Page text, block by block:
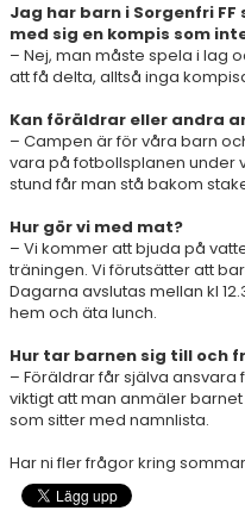
Jag har barn i Sorgenfri
med sig en kompis som
– Nej, man måste spela i lag
att få delta, alltså inga
Kan föräldrar eller andra
– Campen är för våra barn
vara på fotbollsplanen under
stund får man stå bakom
Hur gör vi med mat?
– Vi kommer att bjuda på
träningen. Vi förutsätter att
Dagarna avslutas mellan kl
hem och äta lunch.
Hur tar barnen sig till och
– Föräldrar får själva
viktigt att man anmäler
som sitter med namnlista.
Har ni fler frågor kring